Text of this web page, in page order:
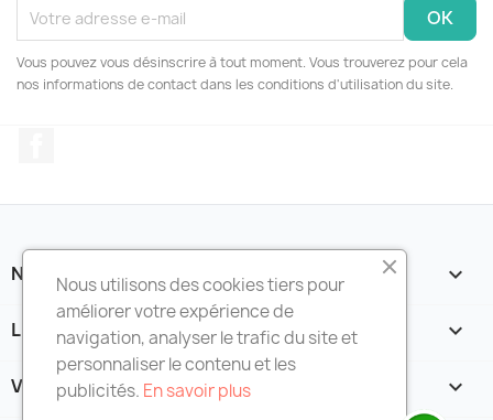
Vous pouvez vous désinscrire à tout moment. Vous trouverez pour cela
nos informations de contact dans les conditions d'utilisation du site.
NOTRE SOCIÉTÉ 
LIENS UTILES 
VOTRE COMPTE 
Nous utilisons des cookies tiers pour
améliorer votre expérience de
navigation, analyser le trafic du site et
personnaliser le contenu et les
publicités. En savoir plus